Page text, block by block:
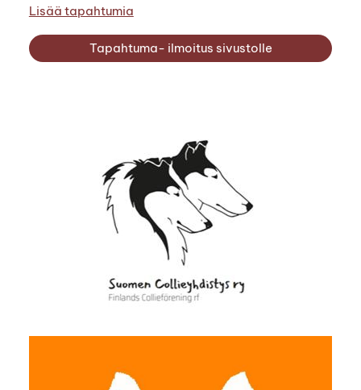
Lisää tapahtumia
Tapahtuma- ilmoitus sivustolle